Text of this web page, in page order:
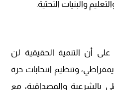
والبنيات التحتية.
أن التنمية الحقيقية لن
وتنظيم انتخابات حرة
والمصداقية، مع